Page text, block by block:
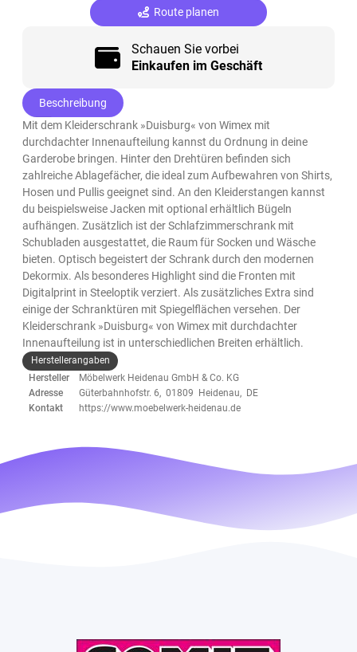
Route planen
Schauen Sie vorbei
Einkaufen im Geschäft
Beschreibung
Mit dem Kleiderschrank »Duisburg« von Wimex mit
durchdachter Innenaufteilung kannst du Ordnung in deine
Garderobe bringen. Hinter den Drehtüren befinden sich
zahlreiche Ablagefächer, die ideal zum Aufbewahren von Shirts,
Hosen und Pullis geeignet sind. An den Kleiderstangen kannst
du beispielsweise Jacken mit optional erhältlich Bügeln
aufhängen. Zusätzlich ist der Schlafzimmerschrank mit
Schubladen ausgestattet, die Raum für Socken und Wäsche
bieten. Optisch begeistert der Schrank durch den modernen
Dekormix. Als besonderes Highlight sind die Fronten mit
Digitalprint in Steeloptik verziert. Als zusätzliches Extra sind
einige der Schranktüren mit Spiegelflächen versehen. Der
Kleiderschrank »Duisburg« von Wimex mit durchdachter
Innenaufteilung ist in unterschiedlichen Breiten erhältlich.
Herstellerangaben
Hersteller
Möbelwerk Heidenau GmbH & Co. KG
Adresse
Güterbahnhofstr. 6, 01809 Heidenau, DE
Kontakt
https://www.moebelwerk-heidenau.de